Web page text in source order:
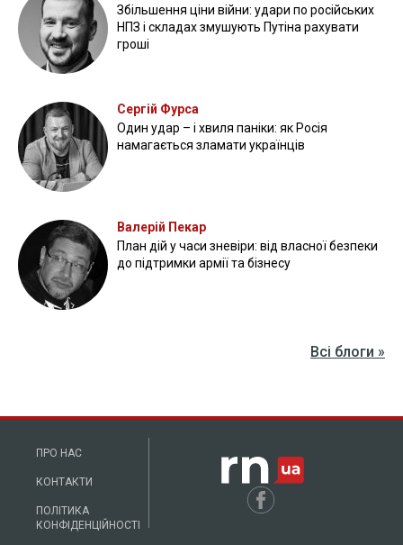
Збільшення ціни війни: удари по російських
НПЗ і складах змушують Путіна рахувати
гроші
Сергій Фурса
Один удар – і хвиля паніки: як Росія
намагається зламати українців
Валерій Пекар
План дій у часи зневіри: від власної безпеки
до підтримки армії та бізнесу
Всі блоги »
ПРО НАС
КОНТАКТИ
ПОЛІТИКА
КОНФІДЕНЦІЙНОСТІ